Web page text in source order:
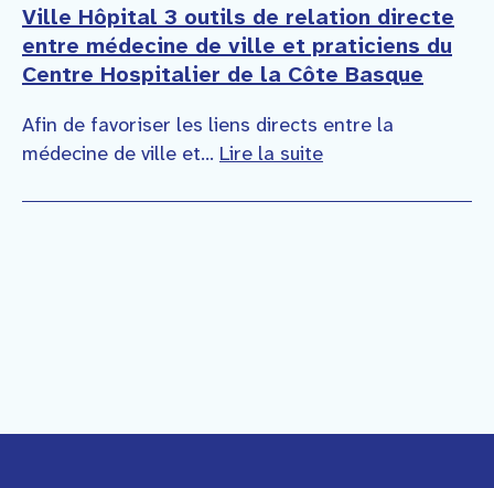
Ville Hôpital 3 outils de relation directe
entre médecine de ville et praticiens du
Centre Hospitalier de la Côte Basque
Afin de favoriser les liens directs entre la
médecine de ville et... Lire la suite